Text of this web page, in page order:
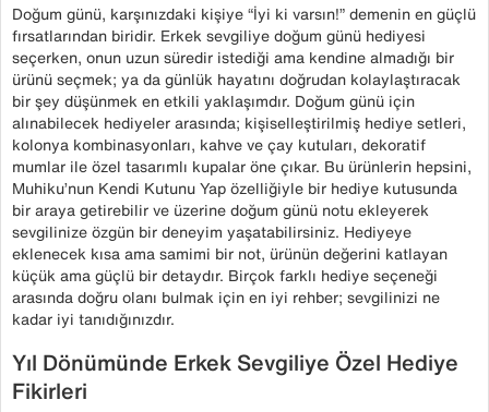
Doğum günü, karşınızdaki kişiye “İyi ki varsın!” demenin en güçlü
fırsatlarından biridir. Erkek sevgiliye doğum günü hediyesi
seçerken, onun uzun süredir istediği ama kendine almadığı bir
ürünü seçmek; ya da günlük hayatını doğrudan kolaylaştıracak
bir şey düşünmek en etkili yaklaşımdır. Doğum günü için
alınabilecek hediyeler arasında; kişiselleştirilmiş hediye setleri,
kolonya kombinasyonları, kahve ve çay kutuları, dekoratif
mumlar ile özel tasarımlı kupalar öne çıkar. Bu ürünlerin hepsini,
Muhiku’nun Kendi Kutunu Yap özelliğiyle bir hediye kutusunda
bir araya getirebilir ve üzerine doğum günü notu ekleyerek
sevgilinize özgün bir deneyim yaşatabilirsiniz. Hediyeye
eklenecek kısa ama samimi bir not, ürünün değerini katlayan
küçük ama güçlü bir detaydır. Birçok farklı hediye seçeneği
arasında doğru olanı bulmak için en iyi rehber; sevgilinizi ne
kadar iyi tanıdığınızdır.
Yıl Dönümünde Erkek Sevgiliye Özel Hediye
Fikirleri